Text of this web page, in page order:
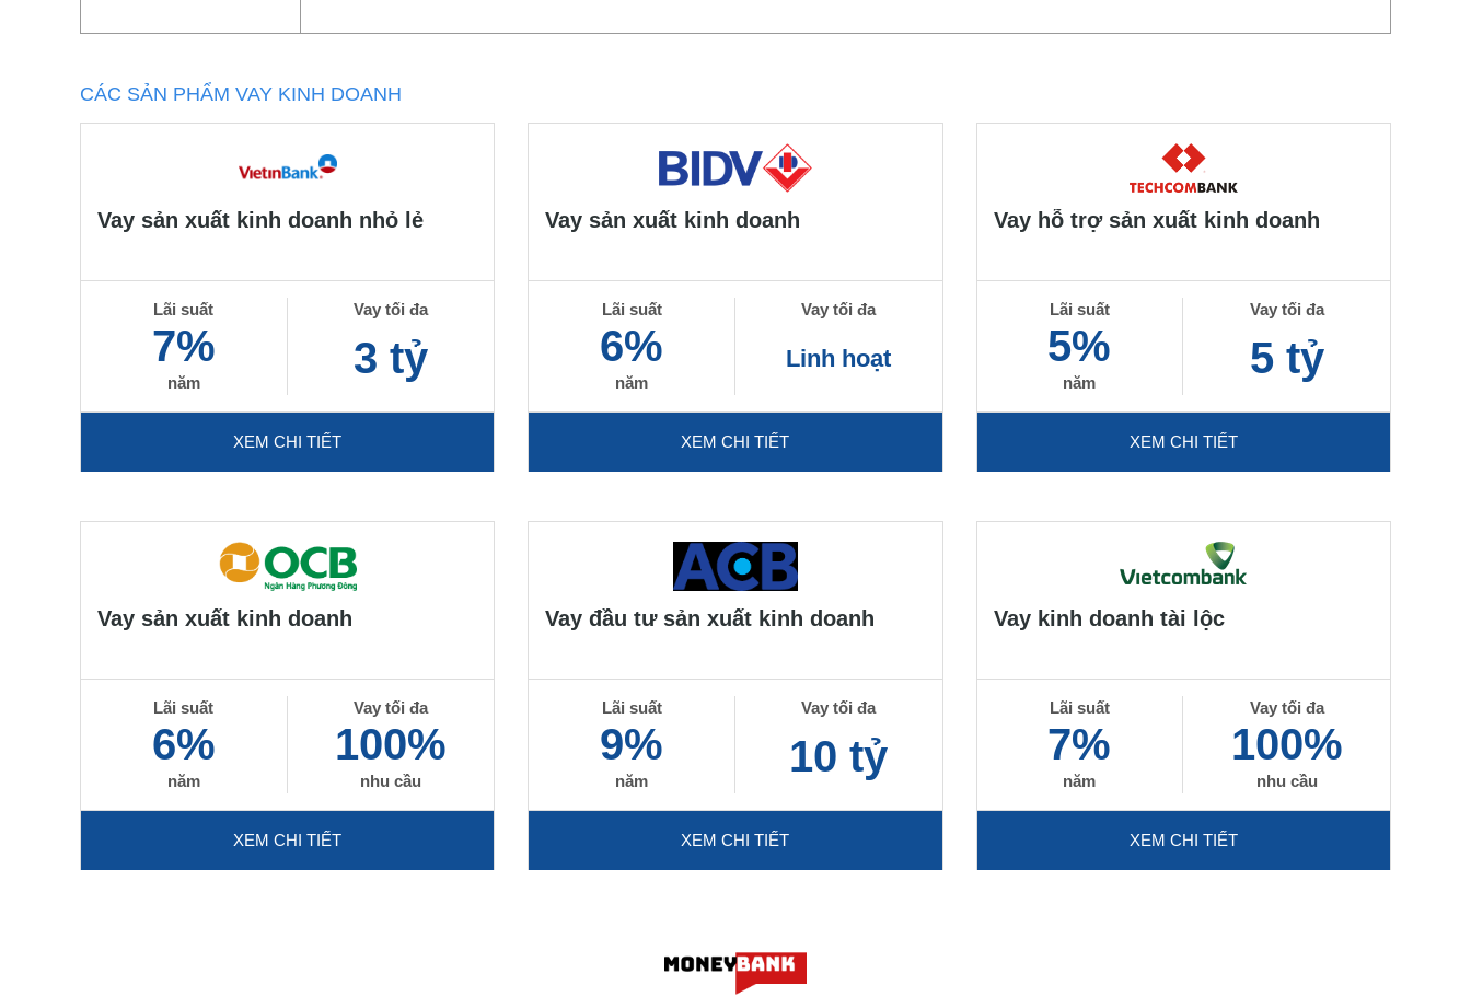
CÁC SẢN PHẨM VAY KINH DOANH
Vay sản xuất kinh doanh nhỏ lẻ
Lãi suất
7%
năm
Vay tối đa
3 tỷ
XEM CHI TIẾT
Vay sản xuất kinh doanh
Lãi suất
6%
năm
Vay tối đa
Linh hoạt
XEM CHI TIẾT
Vay hỗ trợ sản xuất kinh doanh
Lãi suất
5%
năm
Vay tối đa
5 tỷ
XEM CHI TIẾT
Vay sản xuất kinh doanh
Lãi suất
6%
năm
Vay tối đa
100%
nhu cầu
XEM CHI TIẾT
Vay đầu tư sản xuất kinh doanh
Lãi suất
9%
năm
Vay tối đa
10 tỷ
XEM CHI TIẾT
Vay kinh doanh tài lộc
Lãi suất
7%
năm
Vay tối đa
100%
nhu cầu
XEM CHI TIẾT